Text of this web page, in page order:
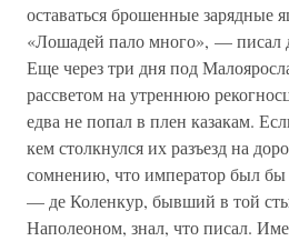
оставаться брошенные зарядные
«Лошадей пало много», — писал
Еще через три дня под
рассветом на утреннюю
едва не попал в плен казакам.
кем столкнулся их разъезд на
сомнению, что император был бы
— де Коленкур, бывший в той
Наполеоном, знал, что писал.